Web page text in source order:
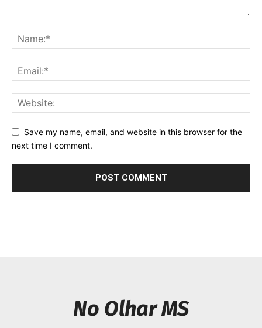
Save my name, email, and website in this browser for the
next time I comment.
No Olhar MS